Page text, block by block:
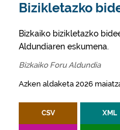
Bizikletazko
Bizkaiko bizikletazko
Aldundiaren eskumena.
Bizkaiko Foru Aldundia
Azken aldaketa 2026
CSV XML